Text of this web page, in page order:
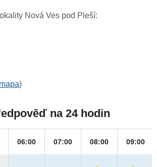
Nová Ves pod Pleší:
mapa)
na 24 hodin
06:00 07:00 08:00 09:00